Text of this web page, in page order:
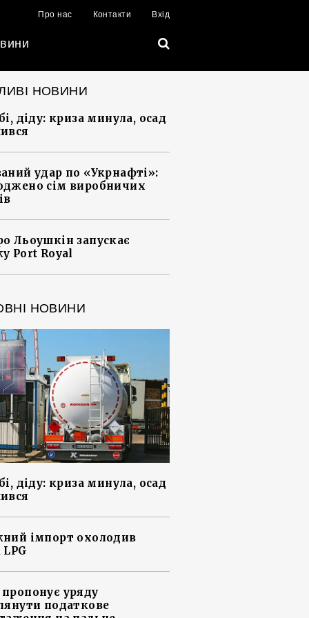
Про нас Контакти Вхід
НОВИНИ
діду: криза минула, осад
удар по «Укрнафті»:
сім виробничих
Льоушкін запускає
Port Royal
НОВИНИ
діду: криза минула, осад
імпорт охолодив
уряду
податкове